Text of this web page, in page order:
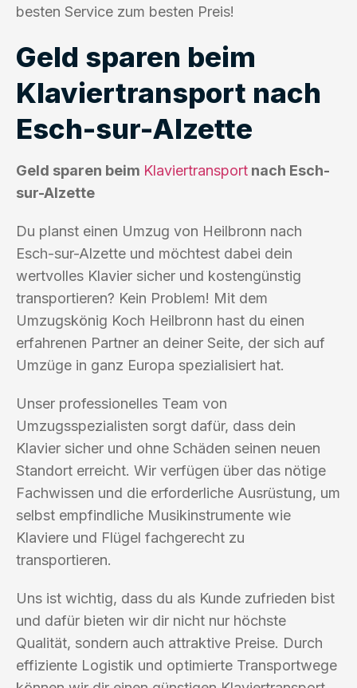
besten Service zum besten Preis!
Geld sparen beim
Klaviertransport nach
Esch-sur-Alzette
Geld sparen beim Klaviertransport nach Esch-
sur-Alzette
Du planst einen Umzug von Heilbronn nach
Esch-sur-Alzette und möchtest dabei dein
wertvolles Klavier sicher und kostengünstig
transportieren? Kein Problem! Mit dem
Umzugskönig Koch Heilbronn hast du einen
erfahrenen Partner an deiner Seite, der sich auf
Umzüge in ganz Europa spezialisiert hat.
Unser professionelles Team von
Umzugsspezialisten sorgt dafür, dass dein
Klavier sicher und ohne Schäden seinen neuen
Standort erreicht. Wir verfügen über das nötige
Fachwissen und die erforderliche Ausrüstung, um
selbst empfindliche Musikinstrumente wie
Klaviere und Flügel fachgerecht zu
transportieren.
Uns ist wichtig, dass du als Kunde zufrieden bist
und dafür bieten wir dir nicht nur höchste
Qualität, sondern auch attraktive Preise. Durch
effiziente Logistik und optimierte Transportwege